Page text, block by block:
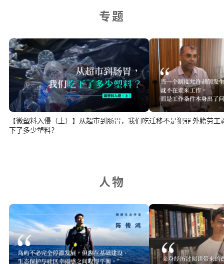
专题
【微塑料入侵（上）】从超市到肠胃，我们吃
下了多少塑料？
迁移不是犯罪 外籍劳工
人物